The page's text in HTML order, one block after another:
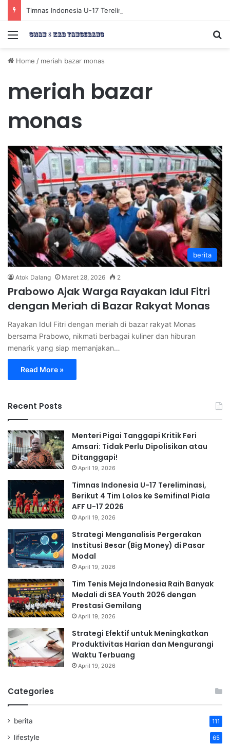
Menu
Home / meriah bazar monas
meriah bazar
monas
berita
Atok Dalang Maret 28, 2026 2
Prabowo Ajak Warga Rayakan Idul Fitri
dengan Meriah di Bazar Rakyat Monas
Rayakan Idul Fitri dengan meriah di bazar rakyat Monas
bersama Prabowo, nikmati berbagai kuliner dan hiburan
menarik yang siap memanjakan…
Read More »
Recent Posts
Menteri Pigai Tanggapi Kritik Feri
Amsari: Tidak Perlu Dipolisikan atau
Ditanggapi!
April 19, 2026
Timnas Indonesia U-17 Tereliminasi,
Berikut 4 Tim Lolos ke Semifinal Piala
AFF U-17 2026
April 19, 2026
Strategi Menganalisis Pergerakan
Institusi Besar (Big Money) di Pasar
Modal
April 19, 2026
Tim Tenis Meja Indonesia Raih Banyak
Medali di SEA Youth 2026 dengan
Prestasi Gemilang
April 19, 2026
Strategi Efektif untuk Meningkatkan
Produktivitas Harian dan Mengurangi
Waktu Terbuang
April 19, 2026
Categories
berita 111
lifestyle 65